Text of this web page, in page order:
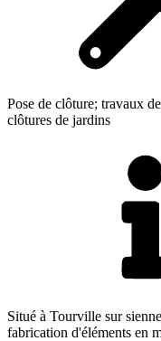
Pose de clôture; travaux
clôtures de jardins
Situé à Tourville sur
fabrication d'éléments en